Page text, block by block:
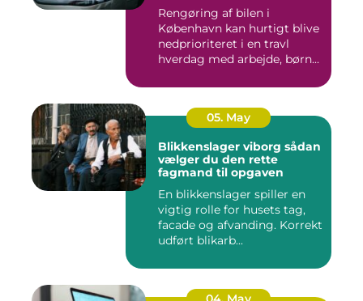
Rengøring af bilen i
København kan hurtigt blive
nedprioriteret i en travl
hverdag med arbejde, børn...
05. May
Blikkenslager viborg sådan
vælger du den rette
fagmand til opgaven
En blikkenslager spiller en
vigtig rolle for husets tag,
facade og afvanding. Korrekt
udført blikarb...